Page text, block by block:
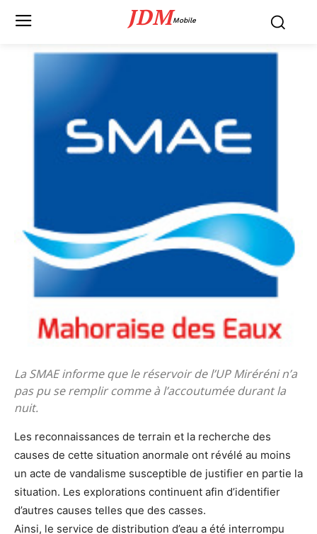
JDMMobile
La SMAE informe que le réservoir de l’UP Miréréni n’a
pas pu se remplir comme à l’accoutumée durant la
nuit.
Les reconnaissances de terrain et la recherche des
causes de cette situation anormale ont révélé au moins
un acte de vandalisme susceptible de justifier en partie la
situation. Les explorations continuent afin d’identifier
d’autres causes telles que des casses.
Ainsi, le service de distribution d’eau a été interrompu